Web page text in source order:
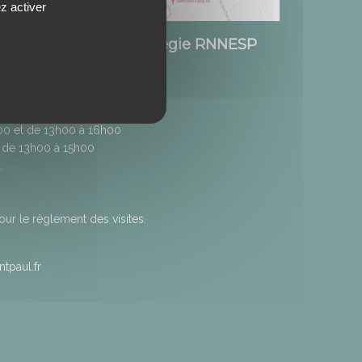
de Saint-Paul / Régie RNNESP
et de 13h00 à 16h00
13h00 à 15h00
le règlement des visites.
activer